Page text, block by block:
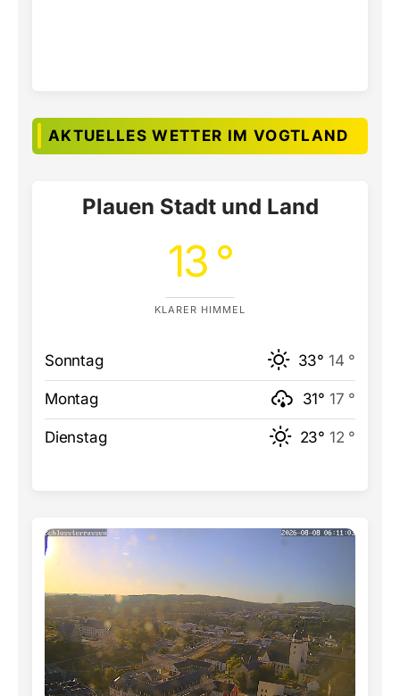
AKTUELLES WETTER IM VOGTLAND
Plauen Stadt und Land
13 °
KLARER HIMMEL
Sonntag 33° 14 °
Montag 31° 17 °
Dienstag 23° 12 °